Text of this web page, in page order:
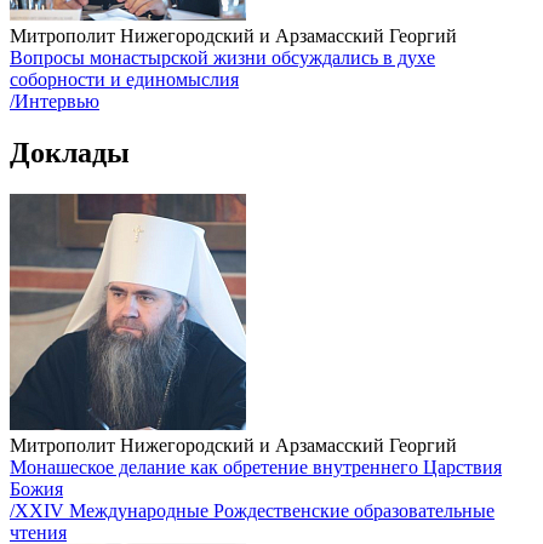
Митрополит Нижегородский и Арзамасский Георгий
Вопросы монастырской жизни обсуждались в духе
соборности и единомыслия
/Интервью
Доклады
Митрополит Нижегородский и Арзамасский Георгий
Монашеское делание как обретение внутреннего Царствия
Божия
/XXIV Международные Рождественские образовательные
чтения